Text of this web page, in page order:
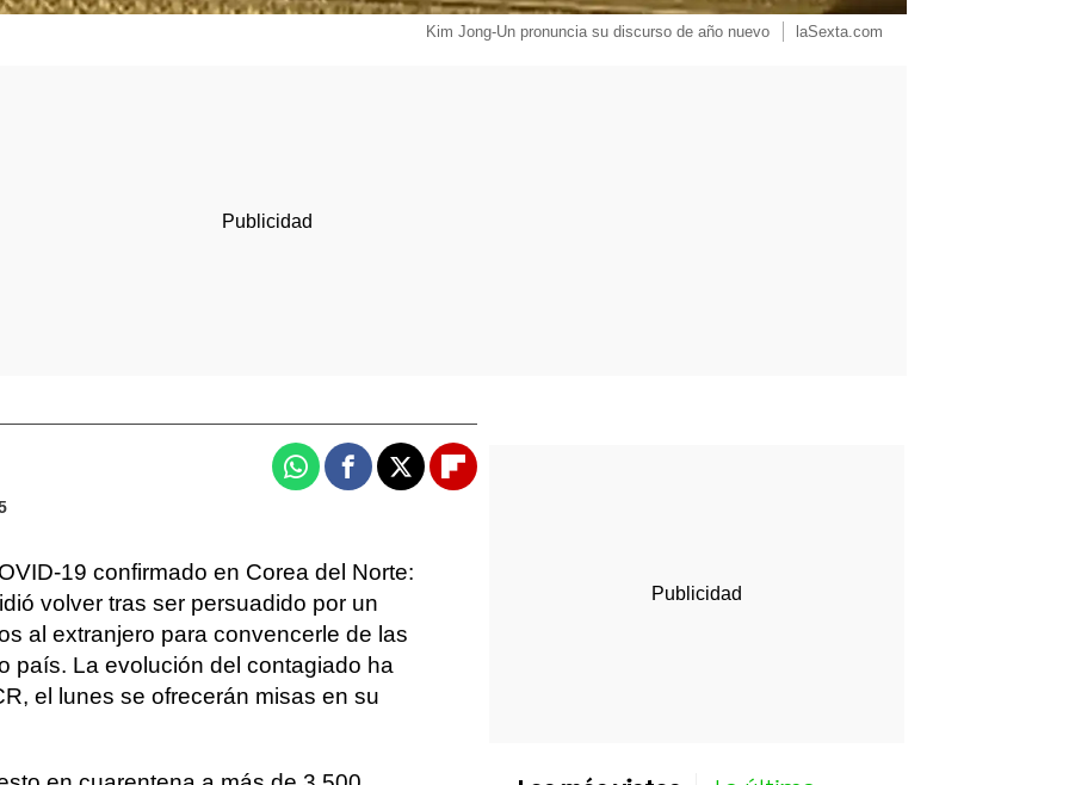
Kim Jong-Un pronuncia su discurso de año nuevo laSexta.com
WhatsappFacebook
X Flipboard
19 confirmado en Corea del Norte:
volver tras ser persuadido por un
al extranjero para convencerle de las
país. La evolución del contagiado ha
el lunes se ofrecerán misas en su